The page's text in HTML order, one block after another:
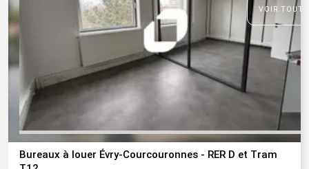
VOIR
Bureaux à louer Évry-Courcouronnes - RER D et Tram